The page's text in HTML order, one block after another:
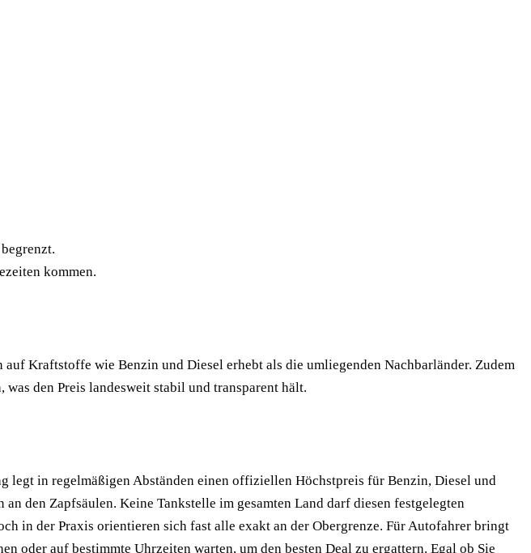
kommen.
Kraftstoffe wie Benzin und Diesel erhebt als die umliegenden Nachbarländer. Zudem
den Preis landesweit stabil und transparent hält.
in regelmäßigen Abständen einen offiziellen Höchstpreis für Benzin, Diesel und
den Zapfsäulen. Keine Tankstelle im gesamten Land darf diesen festgelegten
in der Praxis orientieren sich fast alle exakt an der Obergrenze. Für Autofahrer bringt
oder auf bestimmte Uhrzeiten warten, um den besten Deal zu ergattern. Egal ob Sie